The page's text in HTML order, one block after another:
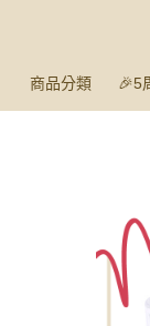
商品分類 🎉5